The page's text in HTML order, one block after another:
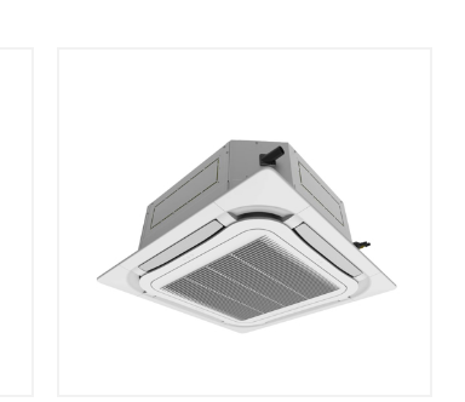
scolaire